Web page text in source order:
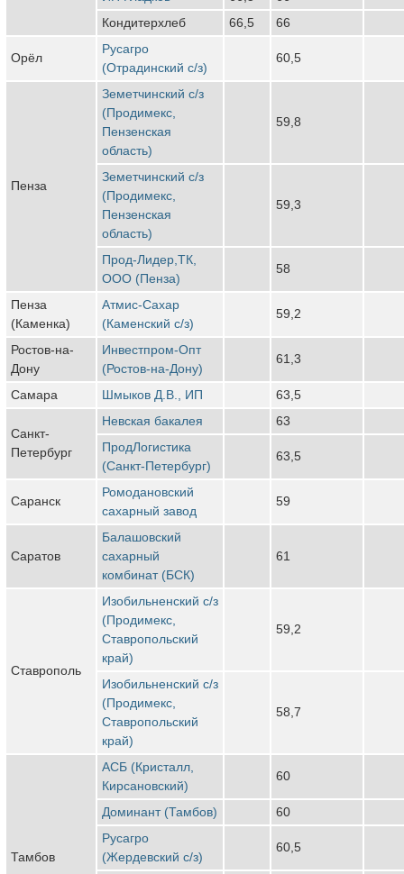
Кондитерхлеб
66,5 66
Орёл
Русагро
(Отрадинский с/з)
60,5
Пенза
Земетчинский с/з
(Продимекс,
Пензенская
область)
59,8
Земетчинский с/з
(Продимекс,
Пензенская
область)
59,3
Прод-Лидер,ТК,
ООО (Пенза)
58
Пенза
(Каменка)
Атмис-Сахар
(Каменский с/з)
59,2
Ростов-на-
Дону
Инвестпром-Опт
(Ростов-на-Дону)
61,3
Самара Шмыков Д.В., ИП 63,5
Санкт-
Петербург
Невская бакалея
63
ПродЛогистика
(Санкт-Петербург)
63,5
Саранск
Ромодановский
сахарный завод
59
Саратов
Балашовский
сахарный
комбинат (БСК)
61
Ставрополь
Изобильненский с/з
(Продимекс,
Ставропольский
край)
59,2
Изобильненский с/з
(Продимекс,
Ставропольский
край)
58,7
Тамбов
АСБ (Кристалл,
Кирсановский)
60
Доминант (Тамбов)
60
Русагро
(Жердевский с/з)
60,5